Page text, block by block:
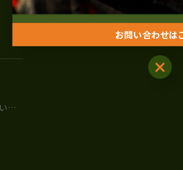
ホームページを開設いたしました。
お問い合わせは
お問い合わせは